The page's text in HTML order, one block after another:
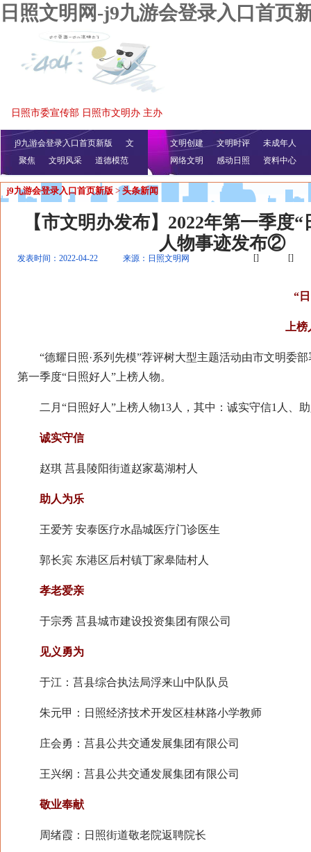
日照文明网-j9九游会登录入口首页
日照市委宣传部 日照市文明办 主办
j9九游会登录入口首页新版
文
明播报
公益视频
聚焦 文明风采 道德模范
文明创建 文明时评
未成年人
网络文明
感动日照 资料中心
j9九游会登录入口首页新版 > 头条新闻
【市文明办发布】2022年第一季度
人物事迹发布②
发表时间：2022-04-22 来源：日照文明网 [] []
“
上
“德耀日照·系列先模”荐评树大型主题活动由市文明委部
第一季度“日照好人”上榜人物。
二月“日照好人”上榜人物13人，其中：诚实守信1人、
诚实守信
赵琪 莒县陵阳街道赵家葛湖村人
助人为乐
王爱芳 安泰医疗水晶城医疗门诊医生
郭长宾 东港区后村镇丁家皋陆村人
孝老爱亲
于宗秀 莒县城市建设投资集团有限公司
见义勇为
于江：莒县综合执法局浮来山中队队员
朱元甲：日照经济技术开发区桂林路小学教师
庄会勇：莒县公共交通发展集团有限公司
王兴纲：莒县公共交通发展集团有限公司
敬业奉献
周绪霞：日照街道敬老院返聘院长